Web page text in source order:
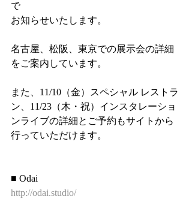
で
お知らせいたします。
名古屋、松阪、東京での展示会の詳細
をご案内しています。
また、11/10（金）スペシャル レストラ
ン、11/23（木・祝）インスタレーショ
ンライブの詳細とご予約もサイトから
行っていただけます。
■ Odai
http://odai.studio/